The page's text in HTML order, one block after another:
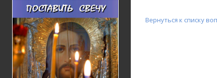
Вернуться к списку